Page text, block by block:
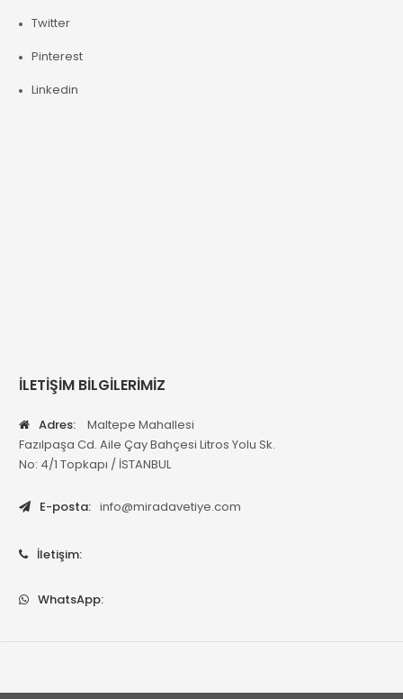
Twitter
Pinterest
Linkedin
İLETİŞİM BİLGİLERİMİZ
Adres:
Maltepe Mahallesi
Fazılpaşa Cd. Aile Çay Bahçesi Litros Yolu Sk.
No: 4/1 Topkapı / İSTANBUL
E-posta: info@miradavetiye.com
İletişim:
WhatsApp: